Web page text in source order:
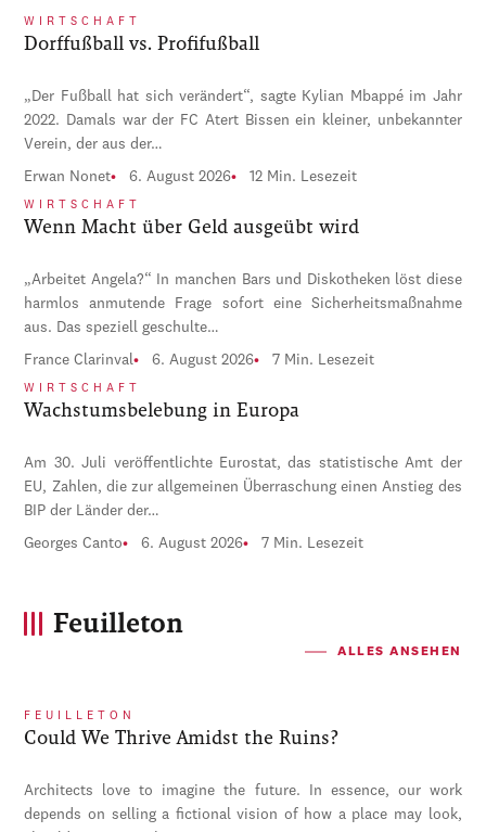
WIRTSCHAFT
Dorffußball vs. Profifußball
„Der Fußball hat sich verändert“, sagte Kylian Mbappé im Jahr
2022. Damals war der FC Atert Bissen ein kleiner, unbekannter
Verein, der aus der…
Erwan Nonet 6. August 2026 12 Min. Lesezeit
WIRTSCHAFT
Wenn Macht über Geld ausgeübt wird
„Arbeitet Angela?“ In manchen Bars und Diskotheken löst diese
harmlos anmutende Frage sofort eine Sicherheitsmaßnahme
aus. Das speziell geschulte…
France Clarinval 6. August 2026 7 Min. Lesezeit
WIRTSCHAFT
Wachstumsbelebung in Europa
Am 30. Juli veröffentlichte Eurostat, das statistische Amt der
EU, Zahlen, die zur allgemeinen Überraschung einen Anstieg des
BIP der Länder der…
Georges Canto 6. August 2026 7 Min. Lesezeit
Feuilleton
ALLES ANSEHEN
FEUILLETON
Could We Thrive Amidst the Ruins?
Architects love to imagine the future. In essence, our work
depends on selling a fictional vision of how a place may look,